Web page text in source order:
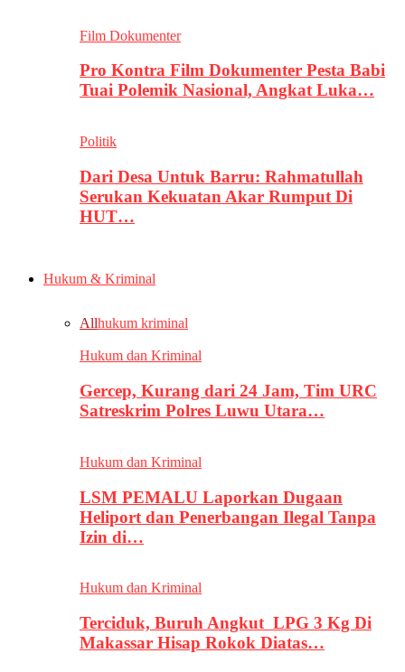
Film Dokumenter
Pro Kontra Film Dokumenter Pesta Babi
Tuai Polemik Nasional, Angkat Luka…
Politik
Dari Desa Untuk Barru: Rahmatullah
Serukan Kekuatan Akar Rumput Di
HUT…
Hukum & Kriminal
Allhukum kriminal
Hukum dan Kriminal
Gercep, Kurang dari 24 Jam, Tim URC
Satreskrim Polres Luwu Utara…
Hukum dan Kriminal
LSM PEMALU Laporkan Dugaan
Heliport dan Penerbangan Ilegal Tanpa
Izin di…
Hukum dan Kriminal
Terciduk, Buruh Angkut LPG 3 Kg Di
Makassar Hisap Rokok Diatas…